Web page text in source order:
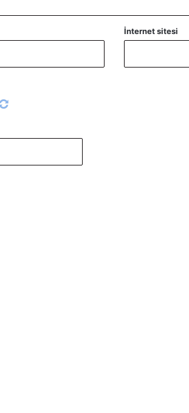
İnternet sitesi